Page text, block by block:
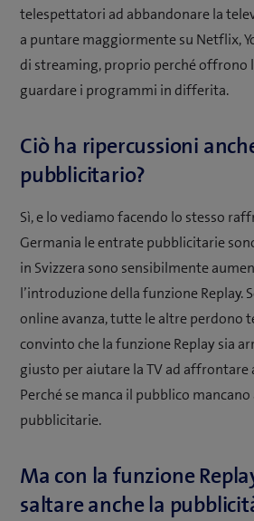
telespettatori ad abbandonare la
a puntare maggiormente su Netflix,
di streaming, proprio perché offrono
guardare i programmi in differita.
Ciò ha ripercussioni
pubblicitario?
Sì, e lo vediamo facendo lo stesso
Germania le entrate pubblicitarie
in Svizzera sono sensibilmente
l’introduzione della funzione Replay.
online avanza, tutte le altre perdono
convinto che la funzione Replay sia
giusto per aiutare la TV ad
Perché se manca il pubblico
pubblicitarie.
Ma con la funzione
saltare anche la